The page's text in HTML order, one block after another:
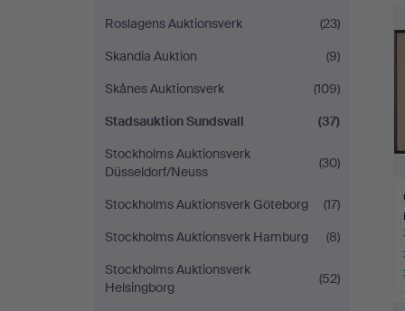
Roslagens Auktionsverk
(23)
Skandia Auktion
(9)
Skånes Auktionsverk
(109)
Stadsauktion Sundsvall
(37)
Stockholms Auktionsverk
Düsseldorf/Neuss
(30)
Stockholms Auktionsverk Göteborg
(17)
Stockholms Auktionsverk Hamburg
(8)
Stockholms Auktionsverk
Helsingborg
(52)